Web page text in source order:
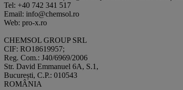
Tel: +40 742 341 517
Email: info@chemsol.ro
Web: pro-x.ro
CHEMSOL GROUP SRL
CIF: RO18619957;
Reg. Com.: J40/6969/2006
Str. David Emmanuel 6A, S.1,
București, C.P.: 010543
ROMÂNIA